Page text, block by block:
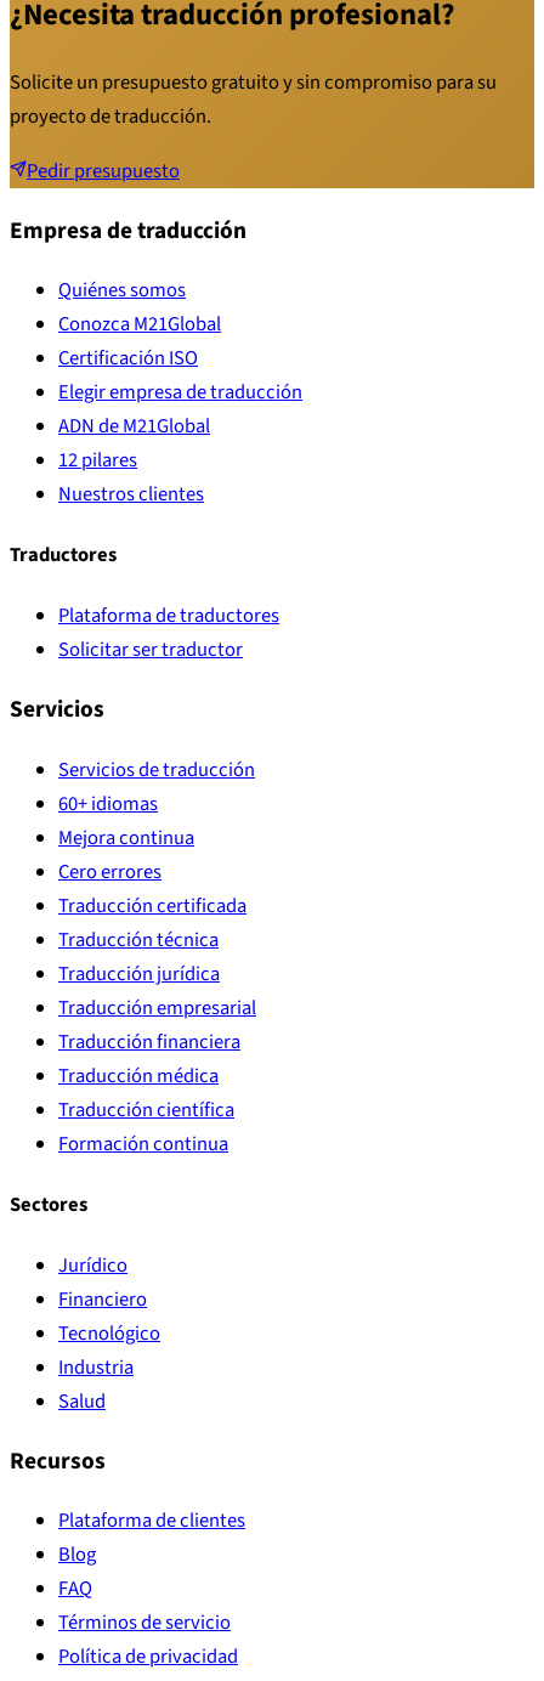
¿Necesita traducción profesional?
Solicite un presupuesto gratuito y sin compromiso para su
proyecto de traducción.
Pedir presupuesto
Empresa de traducción
Quiénes somos
Conozca M21Global
Certificación ISO
Elegir empresa de traducción
ADN de M21Global
12 pilares
Nuestros clientes
Traductores
Plataforma de traductores
Solicitar ser traductor
Servicios
Servicios de traducción
60+ idiomas
Mejora continua
Cero errores
Traducción certificada
Traducción técnica
Traducción jurídica
Traducción empresarial
Traducción financiera
Traducción médica
Traducción científica
Formación continua
Sectores
Jurídico
Financiero
Tecnológico
Industria
Salud
Recursos
Plataforma de clientes
Blog
FAQ
Términos de servicio
Política de privacidad